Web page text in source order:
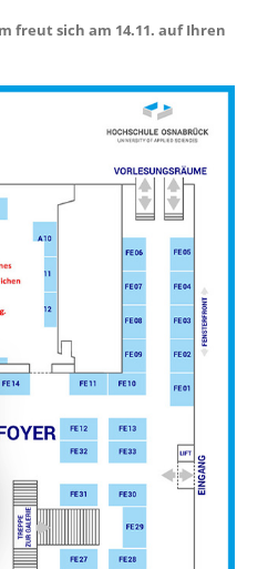
freut sich am 14.11. auf Ihren